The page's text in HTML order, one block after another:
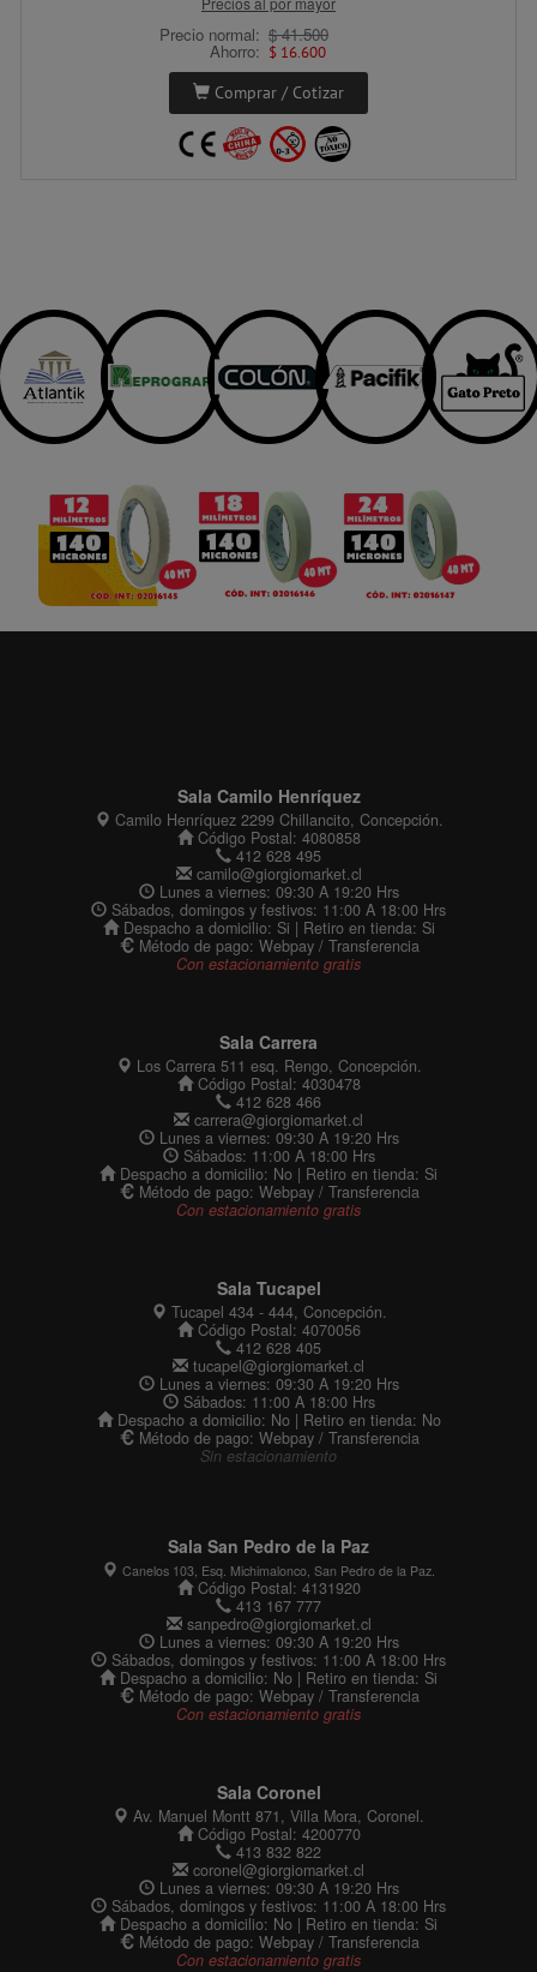
5°C
Horario Atención
Lunes a viernes:
09:30 A 19:20 Hrs.
Sábados:
11:00 A 18:00 Hrs
5°C Niebla
Precio normal: $ 41.500
Ahorro: $ 16.600
Comprar / Cotizar
Sala Camilo Henríquez
Camilo Henríquez 2299 Chillancito, Concepción.
Código Postal: 4080858
412 628 495
camilo@giorgiomarket.cl
Lunes a viernes: 09:30 A 19:20 Hrs
Sábados, domingos y festivos: 11:00 A 18:00 Hrs
Despacho a domicilio: Si | Retiro en tienda: Si
Método de pago: Webpay / Transferencia
Con estacionamiento gratis
Sala Carrera
Los Carrera 511 esq. Rengo, Concepción.
Código Postal: 4030478
412 628 466
carrera@giorgiomarket.cl
Lunes a viernes: 09:30 A 19:20 Hrs
Sábados: 11:00 A 18:00 Hrs
Despacho a domicilio: No | Retiro en tienda: Si
Método de pago: Webpay / Transferencia
Con estacionamiento gratis
Sala Tucapel
Tucapel 434 - 444, Concepción.
Código Postal: 4070056
412 628 405
tucapel@giorgiomarket.cl
Lunes a viernes: 09:30 A 19:20 Hrs
Sábados: 11:00 A 18:00 Hrs
Despacho a domicilio: No | Retiro en tienda: No
Método de pago: Webpay / Transferencia
Sin estacionamiento
Sala San Pedro de la Paz
Canelos 103, Esq. Michimalonco, San Pedro de la Paz.
Código Postal: 4131920
413 167 777
sanpedro@giorgiomarket.cl
Lunes a viernes: 09:30 A 19:20 Hrs
Sábados, domingos y festivos: 11:00 A 18:00 Hrs
Despacho a domicilio: No | Retiro en tienda: Si
Método de pago: Webpay / Transferencia
Con estacionamiento gratis
Sala Coronel
Av. Manuel Montt 871, Villa Mora, Coronel.
Código Postal: 4200770
413 832 822
coronel@giorgiomarket.cl
Lunes a viernes: 09:30 A 19:20 Hrs
Sábados, domingos y festivos: 11:00 A 18:00 Hrs
Despacho a domicilio: No | Retiro en tienda: Si
Método de pago: Webpay / Transferencia
Con estacionamiento gratis